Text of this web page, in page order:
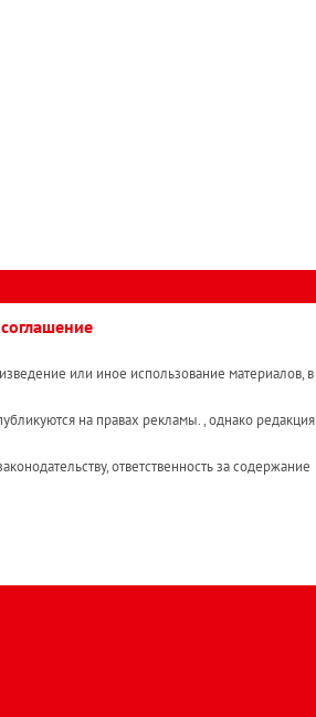
или иное использование материалов, в
на правах рекламы. , однако редакция
ответственность за содержание